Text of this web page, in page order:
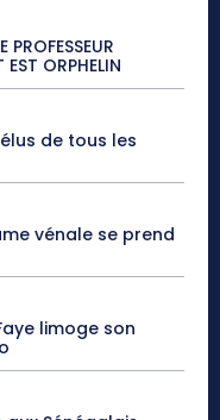
ORPHELIN
de tous les
vénale se prend
limoge son